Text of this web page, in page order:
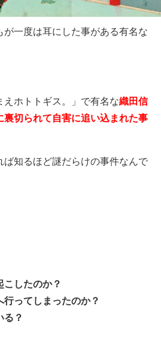
が一度は耳にした事がある有名な
えホトトギス。」で有名な織田信
裏切られて自害に追い込まれた事
ば知るほど謎だらけの事件なんで
こしたのか？
ってしまったのか？
る？